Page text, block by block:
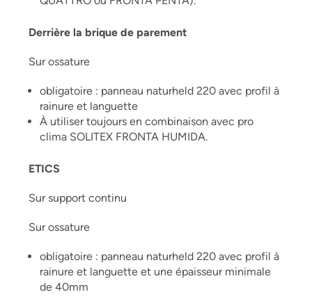
Derrière la brique de parement
Sur ossature
obligatoire : panneau naturheld 220 avec profil à
rainure et languette
À utiliser toujours en combinaison avec pro
clima SOLITEX FRONTA HUMIDA.
ETICS
Sur support continu
Sur ossature
obligatoire : panneau naturheld 220 avec profil à
rainure et languette et une épaisseur minimale
de 40mm